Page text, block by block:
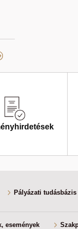
Pályázati tudásbázis
események